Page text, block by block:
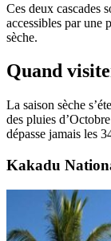
Ces deux cascades
accessibles par une
sèche.
Quand
La saison sèche
des pluies
dépasse jamais les
Kakadu